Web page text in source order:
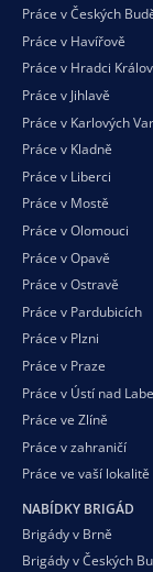
Práce v Českých
Práce v Havířově
Práce v Hradci
Práce v Jihlavě
Práce v Karlových
Práce v Kladně
Práce v Liberci
Práce v Mostě
Práce v Olomouci
Práce v Opavě
Práce v Ostravě
Práce v Pardubicích
Práce v Plzni
Práce v Praze
Práce v Ústí nad
Práce ve Zlíně
Práce v zahraničí
Práce ve vaší lokalitě
NABÍDKY BRIGÁD
Brigády v Brně
Brigády v Českých